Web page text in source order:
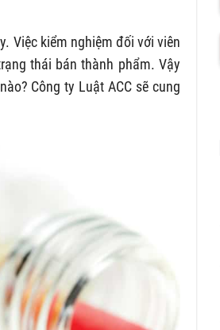
Việc kiểm nghiệm đối với viên
thái bán thành phẩm. Vậy
Công ty Luật ACC sẽ cung